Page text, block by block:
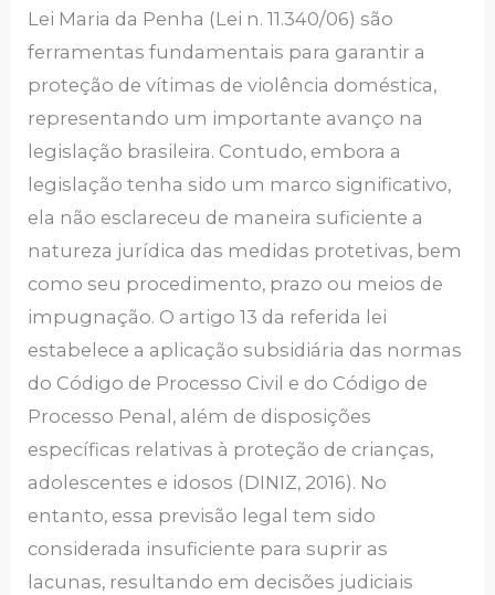
Lei Maria da Penha (Lei n. 11.340/06) são
ferramentas fundamentais para garantir a
proteção de vítimas de violência doméstica,
representando um importante avanço na
legislação brasileira. Contudo, embora a
legislação tenha sido um marco significativo,
ela não esclareceu de maneira suficiente a
natureza jurídica das medidas protetivas, bem
como seu procedimento, prazo ou meios de
impugnação. O artigo 13 da referida lei
estabelece a aplicação subsidiária das normas
do Código de Processo Civil e do Código de
Processo Penal, além de disposições
específicas relativas à proteção de crianças,
adolescentes e idosos (DINIZ, 2016). No
entanto, essa previsão legal tem sido
considerada insuficiente para suprir as
lacunas, resultando em decisões judiciais